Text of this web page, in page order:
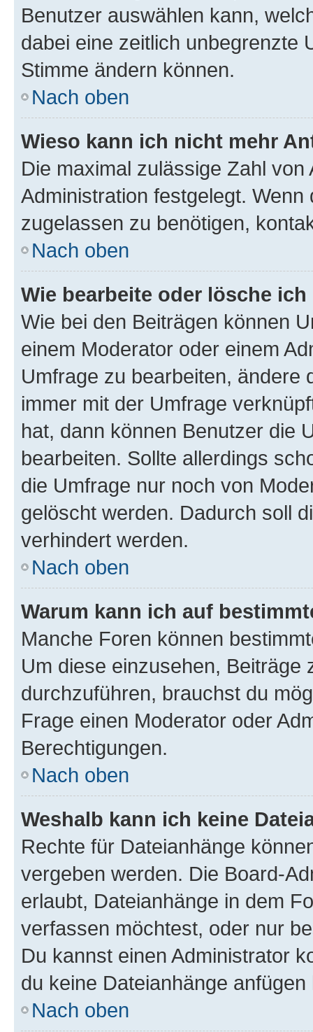
Benutzer auswählen kann,
dabei eine zeitlich unbegrenzte
Stimme ändern können.
Nach oben
Wieso kann ich nicht mehr
Die maximal zulässige Zahl
Administration festgelegt.
zugelassen zu benötigen,
Nach oben
Wie bearbeite oder lösche
Wie bei den Beiträgen können
einem Moderator oder einem
Umfrage zu bearbeiten, ändere
immer mit der Umfrage
hat, dann können Benutzer die
bearbeiten. Sollte allerdings
die Umfrage nur noch von
gelöscht werden. Dadurch soll
verhindert werden.
Nach oben
Warum kann ich auf
Manche Foren können
Um diese einzusehen, Beiträge
durchzuführen, brauchst du
Frage einen Moderator oder
Berechtigungen.
Nach oben
Weshalb kann ich keine
Rechte für Dateianhänge
vergeben werden. Die Board-
erlaubt, Dateianhänge in dem
verfassen möchtest, oder nur
Du kannst einen Administrator
du keine Dateianhänge anfügen
Nach oben